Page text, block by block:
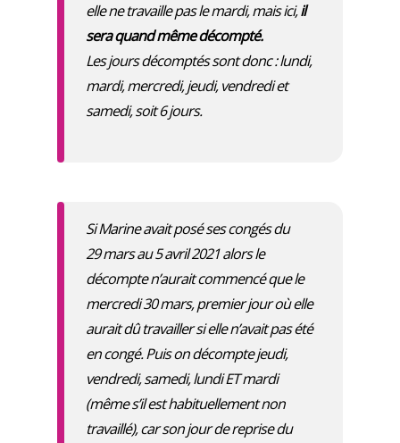
elle ne travaille pas le mardi, mais ici,il
sera quand même décompté.
Les jours décomptés sont donc : lundi,
mardi, mercredi, jeudi, vendredi et
samedi, soit 6 jours.
Si Marine avait posé ses congés du
29 mars au 5 avril 2021 alors le
décompte n’aurait commencé que le
mercredi 30 mars, premier jour où elle
aurait dû travailler si elle n’avait pas été
en congé. Puis on décompte jeudi,
vendredi, samedi, lundi ET mardi
(même s’il est habituellement non
travaillé), car son jour de reprise du